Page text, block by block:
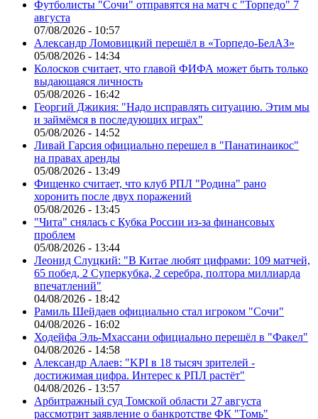
Футболисты "Сочи" отправятся на матч с "Торпедо" 7
августа
07/08/2026 - 10:57
Александр Ломовицкий перешёл в «Торпедо-БелАЗ»
05/08/2026 - 14:34
Колосков считает, что главой ФИФА может быть только
выдающаяся личность
05/08/2026 - 16:42
Георгий Джикия: "Надо исправлять ситуацию. Этим мы
и займёмся в последующих играх"
05/08/2026 - 14:52
Ливай Гарсия официально перешел в "Панатинаикос"
на правах аренды
05/08/2026 - 13:49
Фищенко считает, что клуб РПЛ "Родина" рано
хоронить после двух поражений
05/08/2026 - 13:45
"Чита" снялась с Кубка России из-за финансовых
проблем
05/08/2026 - 13:44
Леонид Слуцкий: "В Китае любят цифрами: 109 матчей,
65 побед, 2 Суперкубка, 2 серебра, полтора миллиарда
впечатлений"
04/08/2026 - 18:42
Рамиль Шейдаев официально стал игроком "Сочи"
04/08/2026 - 16:02
Ходейфа Эль-Мхассани официально перешёл в "Факел"
04/08/2026 - 14:58
Александр Алаев: "KPI в 18 тысяч зрителей -
достижимая цифра. Интерес к РПЛ растёт"
04/08/2026 - 13:57
Арбитражный суд Томской области 27 августа
рассмотрит заявление о банкротстве ФК "Томь"